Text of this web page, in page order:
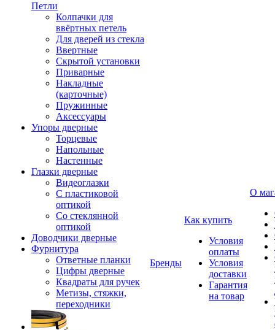
Петли
Колпачки для
ввёртных петель
Для дверей из стекла
Ввертные
Скрытой установки
Приварные
Накладные
(карточные)
Пружинные
Аксессуары
Упоры дверные
Торцевые
Напольные
Настенные
Глазки дверные
Видеоглазки
С пластиковой
оптикой
Со стеклянной
оптикой
Доводчики дверные
Фурнитура
Ответные планки
Цифры дверные
Квадраты для ручек
Метизы, стяжки,
переходники
Бренды
Как купить
Условия
оплаты
Условия
доставки
Гарантия
на товар
О